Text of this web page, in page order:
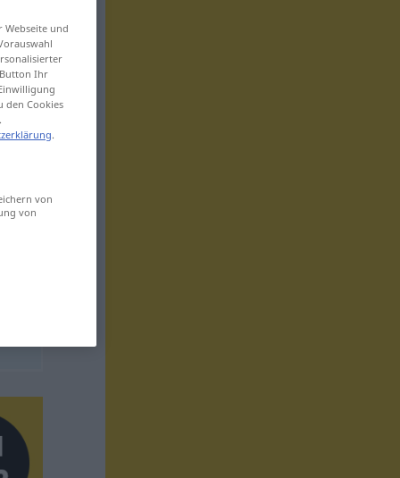
und
Ihr
den Cookies
.
von
von